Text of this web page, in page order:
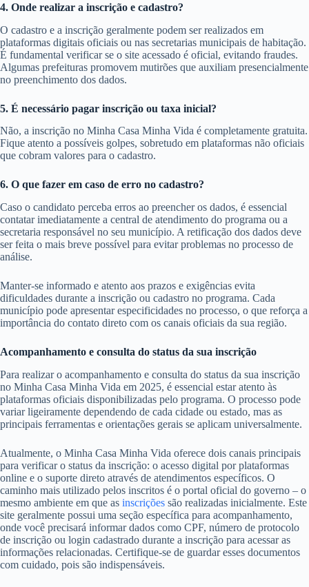
4. Onde realizar a inscrição e cadastro?
O cadastro e a inscrição geralmente podem ser realizados em
plataformas digitais oficiais ou nas secretarias municipais de habitação.
É fundamental verificar se o site acessado é oficial, evitando fraudes.
Algumas prefeituras promovem mutirões que auxiliam presencialmente
no preenchimento dos dados.
5. É necessário pagar inscrição ou taxa inicial?
Não, a inscrição no Minha Casa Minha Vida é completamente gratuita.
Fique atento a possíveis golpes, sobretudo em plataformas não oficiais
que cobram valores para o cadastro.
6. O que fazer em caso de erro no cadastro?
Caso o candidato perceba erros ao preencher os dados, é essencial
contatar imediatamente a central de atendimento do programa ou a
secretaria responsável no seu município. A retificação dos dados deve
ser feita o mais breve possível para evitar problemas no processo de
análise.
Manter-se informado e atento aos prazos e exigências evita
dificuldades durante a inscrição ou cadastro no programa. Cada
município pode apresentar especificidades no processo, o que reforça a
importância do contato direto com os canais oficiais da sua região.
Acompanhamento e consulta do status da sua inscrição
Para realizar o acompanhamento e consulta do status da sua inscrição
no Minha Casa Minha Vida em 2025, é essencial estar atento às
plataformas oficiais disponibilizadas pelo programa. O processo pode
variar ligeiramente dependendo de cada cidade ou estado, mas as
principais ferramentas e orientações gerais se aplicam universalmente.
Atualmente, o Minha Casa Minha Vida oferece dois canais principais
para verificar o status da inscrição: o acesso digital por plataformas
online e o suporte direto através de atendimentos específicos. O
caminho mais utilizado pelos inscritos é o portal oficial do governo – o
mesmo ambiente em que as inscrições são realizadas inicialmente. Este
site geralmente possui uma seção específica para acompanhamento,
onde você precisará informar dados como CPF, número de protocolo
de inscrição ou login cadastrado durante a inscrição para acessar as
informações relacionadas. Certifique-se de guardar esses documentos
com cuidado, pois são indispensáveis.